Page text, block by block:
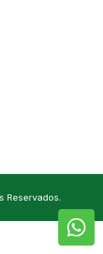
Reservados.